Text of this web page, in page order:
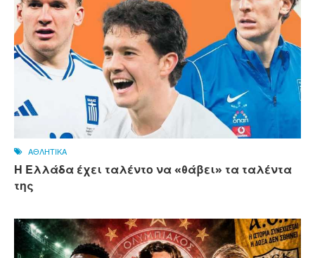
ΑΘΛΗΤΙΚΑ
Η Ελλάδα έχει ταλέντο να «θάβει» τα ταλέντα
της